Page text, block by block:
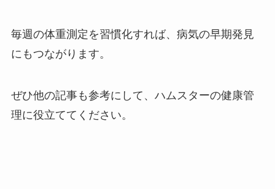
毎週の体重測定を習慣化すれば、病気の早期発見
にもつながります。
ぜひ他の記事も参考にして、ハムスターの健康管
理に役立ててください。